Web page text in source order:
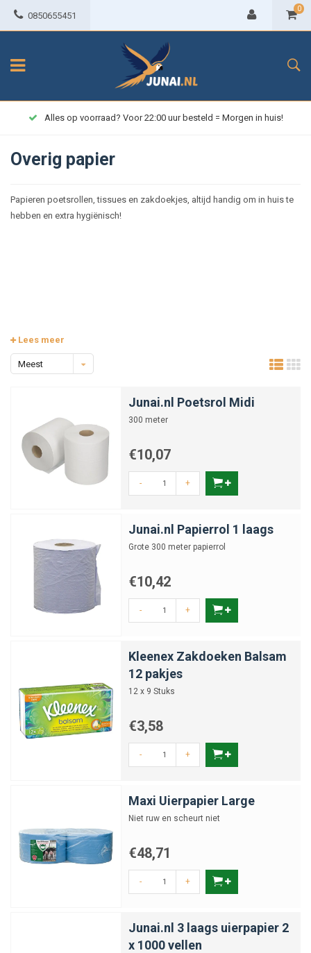
0850655451
0
Alles op voorraad? Voor 22:00 uur besteld = Morgen in huis!
Overig papier
Papieren poetsrollen, tissues en zakdoekjes, altijd handig om in huis te
hebben en extra hygiënisch!
Lees meer
Meest
Junai.nl Poetsrol Midi
300 meter
€10,07
- +
Junai.nl Papierrol 1 laags
Grote 300 meter papierrol
€10,42
- +
Kleenex Zakdoeken Balsam
12 pakjes
12 x 9 Stuks
€3,58
- +
Maxi Uierpapier Large
Niet ruw en scheurt niet
€48,71
- +
Junai.nl 3 laags uierpapier 2
x 1000 vellen